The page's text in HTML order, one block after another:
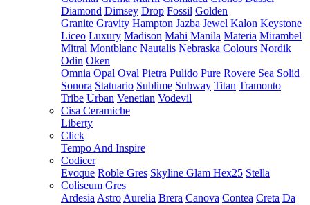
Diamond Dimsey Drop Fossil Golden
Granite Gravity Hampton Jazba Jewel Kalon Keystone
Liceo Luxury Madison Mahi Manila Materia Mirambel
Mitral Montblanc Nautalis Nebraska Colours Nordik
Odin Oken
Omnia Opal Oval Pietra Pulido Pure Rovere Sea Solid
Sonora Statuario Sublime Subway Titan Tramonto
Tribe Urban Venetian Vodevil
Cisa Ceramiche
Liberty
Click
Tempo And Inspire
Codicer
Evoque Roble Gres Skyline Glam Hex25 Stella
Coliseum Gres
Ardesia Astro Aurelia Brera Canova Contea Creta Da